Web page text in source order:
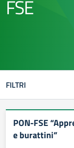
FSE
FILTRI
PON-FSE
e burattini”